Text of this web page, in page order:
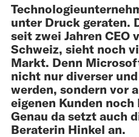
unter Druck geraten.
seit zwei Jahren CEO
Schweiz, sieht noch
Markt. Denn
nicht nur diverser
werden, sondern vor
eigenen Kunden noch
Genau da setzt auch
Beraterin Hinkel an.